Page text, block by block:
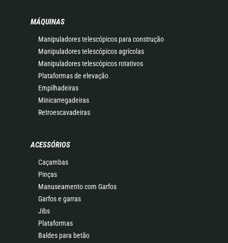
MÁQUINAS
Manipuladores telescópicos para construção
Manipuladores telescópicos agrícolas
Manipuladores telescópicos rotativos
Plataformas de elevação
Empilhadeiras
Minicarregadeiras
Retroescavadeiras
ACESSÓRIOS
Caçambas
Pinças
Manuseamento com Garfos
Garfos e garras
Jibs
Plataformas
Baldes para betão